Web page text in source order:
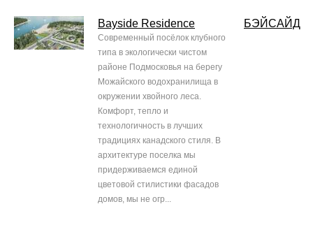
Bayside Residence
Современный посёлок клубного
типа в экологически чистом
районе Подмосковья на берегу
Можайского водохранилища в
окружении хвойного леса.
Комфорт, тепло и
технологичность в лучших
традициях канадского стиля. В
архитектуре поселка мы
придерживаемся единой
цветовой стилистики фасадов
домов, мы не огр...
БЭЙСАЙД